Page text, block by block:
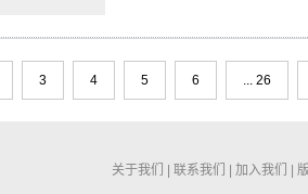
3 4 5 6 ... 26
关于我们 联系我们 加入我们